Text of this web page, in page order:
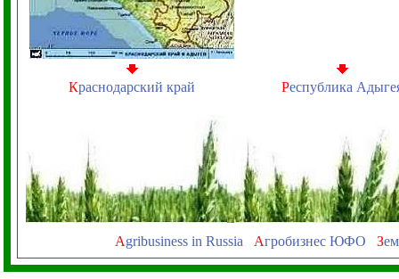
Краснодарский край Республика
Agribusiness in Russia Агробизнес ЮФО З